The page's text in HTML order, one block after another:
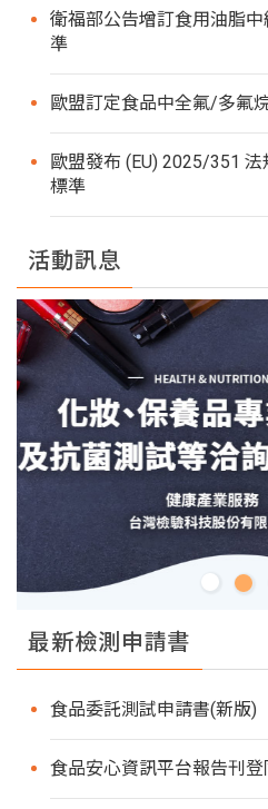
衛福部公告增訂食用油脂
準
歐盟訂定食品中全氟/多氟
歐盟發布 (EU) 2025/351
標準
活動訊息
最新檢測申請書
食品委託測試申請書(新版)
食品安心資訊平台報告刊登